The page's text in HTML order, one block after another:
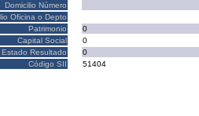
Domicilio Número
Oficina o Depto
Patrimonio
0
Capital Social
0
Estado Resultado
0
Código SII
51404